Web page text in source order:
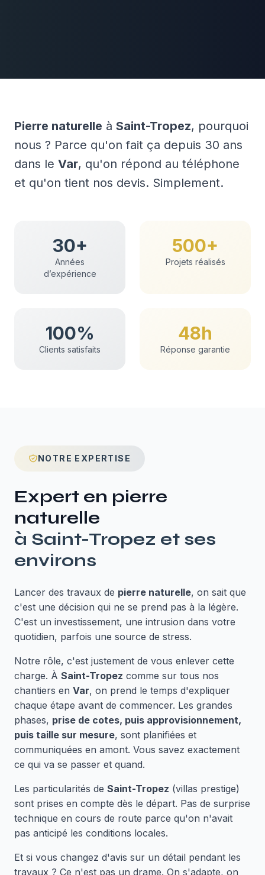
Pierre naturelle à Saint-Tropez, pourquoi
nous ? Parce qu'on fait ça depuis 30 ans
dans le Var, qu'on répond au téléphone
et qu'on tient nos devis. Simplement.
30+
Années
d’expérience
500+
Projets réalisés
100%
Clients satisfaits
48h
Réponse garantie
NOTRE EXPERTISE
Expert en pierre
naturelle
à Saint-Tropez et ses
environs
Lancer des travaux de pierre naturelle, on sait que
c'est une décision qui ne se prend pas à la légère.
C'est un investissement, une intrusion dans votre
quotidien, parfois une source de stress.
Notre rôle, c'est justement de vous enlever cette
charge. À Saint-Tropez comme sur tous nos
chantiers en Var, on prend le temps d'expliquer
chaque étape avant de commencer. Les grandes
phases, prise de cotes, puis approvisionnement,
puis taille sur mesure, sont planifiées et
communiquées en amont. Vous savez exactement
ce qui va se passer et quand.
Les particularités de Saint-Tropez (villas prestige)
sont prises en compte dès le départ. Pas de surprise
technique en cours de route parce qu'on n'avait
pas anticipé les conditions locales.
Et si vous changez d'avis sur un détail pendant les
travaux ? Ce n'est pas un drame. On s'adapte, on